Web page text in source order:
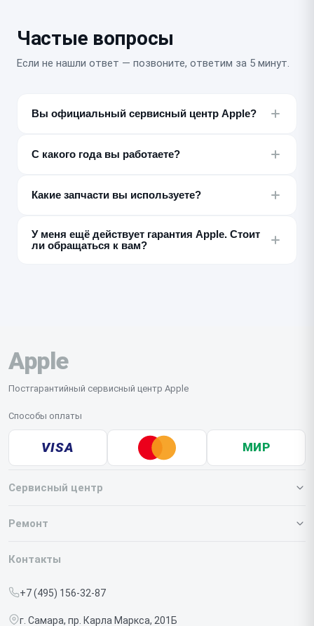
Частые вопросы
Если не нашли ответ — позвоните, ответим за 5 минут.
Вы официальный сервисный центр Apple?
связаны с Apple официально. Ремонтируем технику
С какого года вы работаете?
Apple.
Какие запчасти вы используете?
независимая мастерская, либо качественные
совместимые аналоги. Всегда предупреждаем о
У меня ещё действует гарантия Apple. Стоит
ли обращаться к вам?
Apple
Постгарантийный сервисный центр Apple
Способы оплаты
VISA МИР
Сервисный центр
О нашем сервисе
Срочный ремонт
Ремонт
Iphone
Контакты
+7 (495) 156-32-87
г. Самара, пр. Карла Маркса, 201Б